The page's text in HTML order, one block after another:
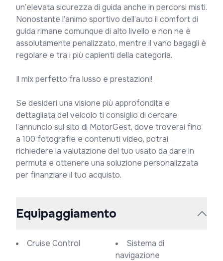
un’elevata sicurezza di guida anche in percorsi misti.
Nonostante l’animo sportivo dell’auto il comfort di
guida rimane comunque di alto livello e non ne è
assolutamente penalizzato, mentre il vano bagagli è
regolare e tra i più capienti della categoria.
Il mix perfetto fra lusso e prestazioni!
Se desideri una visione più approfondita e
dettagliata del veicolo ti consiglio di cercare
l’annuncio sul sito di MotorGest, dove troverai fino
a 100 fotografie e contenuti video, potrai
richiedere la valutazione del tuo usato da dare in
permuta e ottenere una soluzione personalizzata
per finanziare il tuo acquisto.
Equipaggiamento
Cruise Control
Sistema di
navigazione